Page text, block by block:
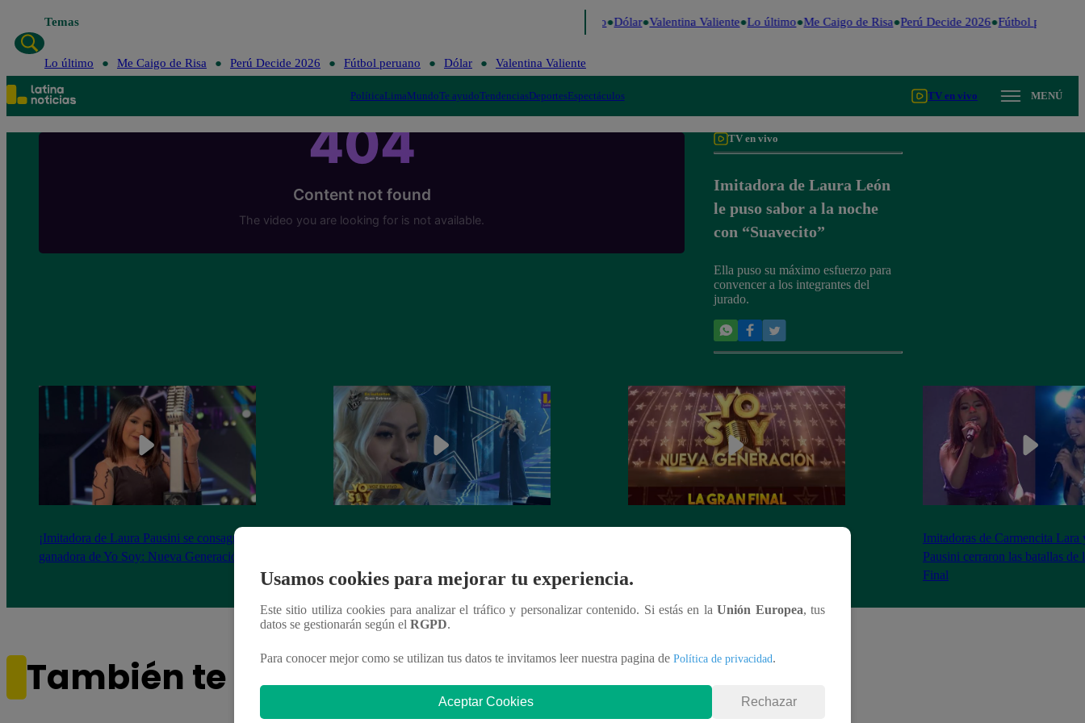
Temas Fútbol peruano Dólar Valentina Valiente Lo último Me Caigo de Risa Perú Decide 2026 Fútbol peruano
Lo último Me Caigo de Risa Perú Decide 2026 Fútbol peruano Dólar Valentina Valiente
PolíticaLimaMundoTe ayudoTendenciasDeportesEspectáculos TV en vivo MENÚ
TV en vivo
Imitadora de Laura León
le puso sabor a la noche
con “Suavecito”
Ella puso su máximo esfuerzo para
convencer a los integrantes del
jurado.
¡Imitadora de Laura Pausini se consagró
ganadora de Yo Soy: Nueva Generación!
Imitadoras de Carmencita Lara
Pausini cerraron las batallas de
Final
También te puede interesar
Usamos cookies para mejorar tu experiencia.
Este sitio utiliza cookies para analizar el tráfico y personalizar contenido. Si estás en laUnión Europea, tus
datos se gestionarán según el RGPD.
Para conocer mejor como se utilizan tus datos te invitamos leer nuestra pagina de Política de privacidad.
Aceptar Cookies Rechazar